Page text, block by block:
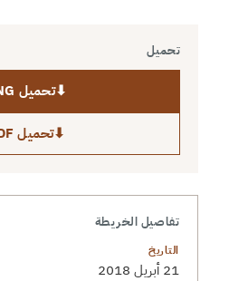
تحميل
⬇تحميل PNG
⬇تحميل PDF
تفاصيل الخريطة
التاريخ
21 أبريل 2018